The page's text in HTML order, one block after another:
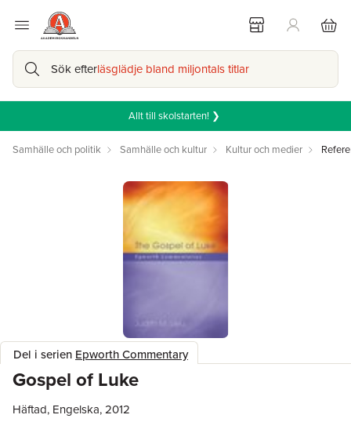
Sök efterläsglädje bland miljontals titlar
Allt till skolstarten! ❯
Samhälle och politik Samhälle och kultur Kultur och medier
Del i serien Epworth Commentary
Gospel of Luke
Häftad, Engelska, 2012